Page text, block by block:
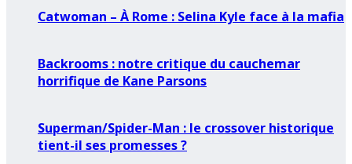
Catwoman – À Rome : Selina Kyle face à la mafia
Backrooms : notre critique du cauchemar
horrifique de Kane Parsons
Superman/Spider-Man : le crossover historique
tient-il ses promesses ?